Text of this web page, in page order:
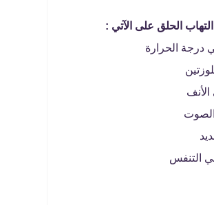
الحلق على الآتي :
درجة الحرارة
التنفس